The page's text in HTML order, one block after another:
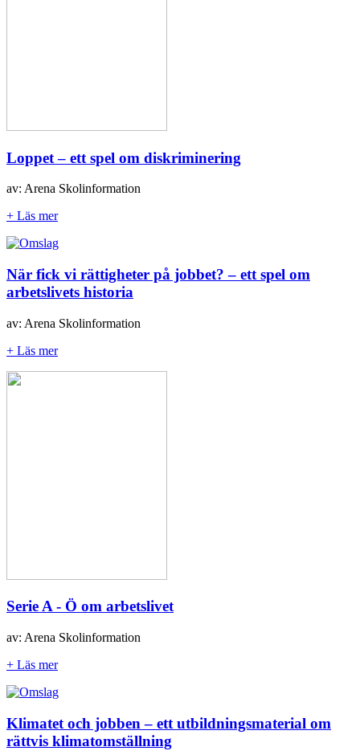
Loppet – ett spel om diskriminering
av: Arena Skolinformation
+ Läs mer
När fick vi rättigheter på jobbet? – ett spel om
arbetslivets historia
av: Arena Skolinformation
+ Läs mer
Serie A - Ö om arbetslivet
av: Arena Skolinformation
+ Läs mer
Klimatet och jobben – ett utbildningsmaterial om
rättvis klimatomställning